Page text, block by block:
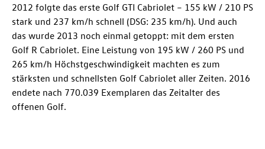
2012 folgte das erste Golf GTI Cabriolet – 155 kW / 210 PS
stark und 237 km/h schnell (DSG: 235 km/h). Und auch
das wurde 2013 noch einmal getoppt: mit dem ersten
Golf R Cabriolet. Eine Leistung von 195 kW / 260 PS und
265 km/h Höchstgeschwindigkeit machten es zum
stärksten und schnellsten Golf Cabriolet aller Zeiten. 2016
endete nach 770.039 Exemplaren das Zeitalter des
offenen Golf.